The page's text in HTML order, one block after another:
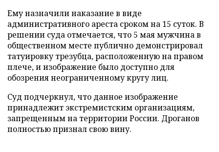
Ему назначили наказание в виде
административного ареста сроком на 15 суток. В
решении суда отмечается, что 5 мая мужчина в
общественном месте публично демонстрировал
татуировку трезубца, расположенную на правом
плече, и изображение было доступно для
обозрения неограниченному кругу лиц.
Суд подчеркнул, что данное изображение
принадлежит экстремистским организациям,
запрещенным на территории России. Дроганов
полностью признал свою вину.